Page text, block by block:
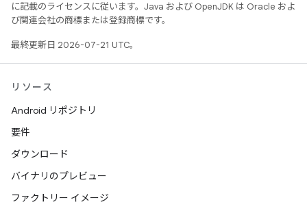
に記載のライセンスに従います。Java および OpenJDK は Oracle およ
び関連会社の商標または登録商標です。
最終更新日 2026-07-21 UTC。
リソース
Android リポジトリ
要件
ダウンロード
バイナリのプレビュー
ファクトリー イメージ